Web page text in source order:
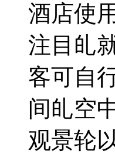
酒店使
注目癿
客可自
间癿空
观景轮